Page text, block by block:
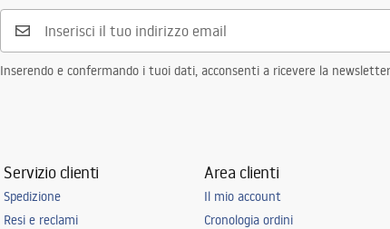
Inserendo e confermando i tuoi dati, acconsenti a ricevere la
Servizio clienti
Spedizione
Resi e reclami
Area clienti
Il mio account
Cronologia ordini